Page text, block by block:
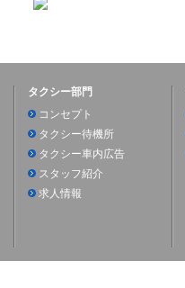
タクシー部門
コンセプト
タクシー待機所
タクシー車内広告
スタッフ紹介
求人情報